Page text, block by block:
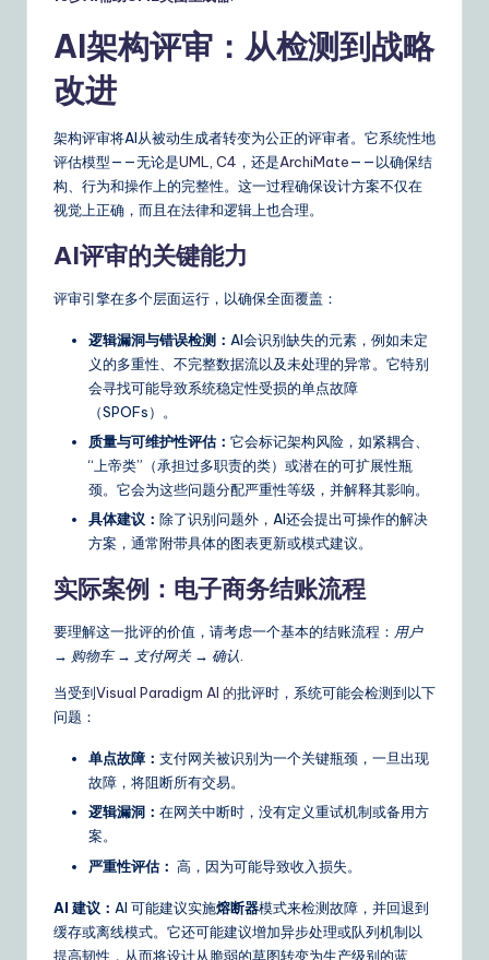
ly
G
ui
d
AI架构评审：从检测到战略
改进
架构评审将AI从被动生成者转变为公正的评审者。它系统性地
评估模型——无论是UML C4 ，还是ArchiMate——以确保结
构、行为和操作上的完整性。这一过程确保设计方案不仅在
视觉上正确，而且在法律和逻辑上也合理。
AI评审的关键能力
评审引擎在多个层面运行，以确保全面覆盖：
逻辑漏洞与错误检测： AI会识别缺失的元素，例如未定
义的多重性、不完整数据流以及未处理的异常。它特别
会寻找可能导致系统稳定性受损的单点故障
（SPOFs）。
质量与可维护性评估： 它会标记架构风险，如紧耦合、
“上帝类”（承担过多职责的类）或潜在的可扩展性瓶
颈。它会为这些问题分配严重性等级，并解释其影响。
具体建议： 除了识别问题外，AI还会提出可操作的解决
方案，通常附带具体的图表更新或模式建议。
实际案例：电子商务结账流程
要理解这一批评的价值，请考虑一个基本的结账流程： 用户
→ 购物车 → 支付网关 → 确认.
当受到Visual Paradigm AI 的批评时，系统可能会检测到以下
问题：
单点故障： 支付网关被识别为一个关键瓶颈，一旦出现
故障，将阻断所有交易。
逻辑漏洞： 在网关中断时，没有定义重试机制或备用方
案。
严重性评估： 高，因为可能导致收入损失。
AI 建议： AI 可能建议实施熔断器模式来检测故障，并回退到
缓存或离线模式。它还可能建议增加异步处理或队列机制以
提高韧性，从而将设计从脆弱的草图转变为生产级别的蓝